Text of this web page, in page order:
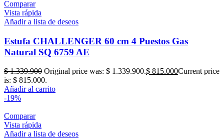
Comparar
Vista rápida
Añadir a lista de deseos
Estufa CHALLENGER 60 cm 4 Puestos Gas
Natural SQ 6759 AE
$1.339.900 Original price was: $ 1.339.900.$ 815.000Current price
is: $ 815.000.
Añadir al carrito
-19%
Comparar
Vista rápida
Añadir a lista de deseos